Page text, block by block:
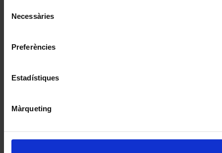
Necessàries
Preferències
Estadístiques
Màrqueting